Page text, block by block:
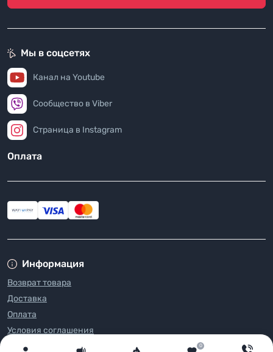
0
Информация
Возврат товара
Доставка
Оплата
Условия соглашения
Мы в соцсетях
Канал на Youtube
Сообщество в Viber
Страница в Instagram
Оплата